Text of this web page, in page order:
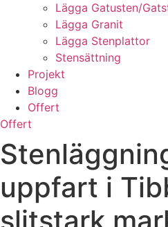
Lägga Gatusten/
Lägga Granit
Lägga Stenplattor
Stensättning
Projekt
Blogg
Offert
Offert
uppfart i